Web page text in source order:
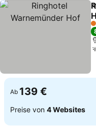
4
Ab 139 €
Preise von 4 Websites